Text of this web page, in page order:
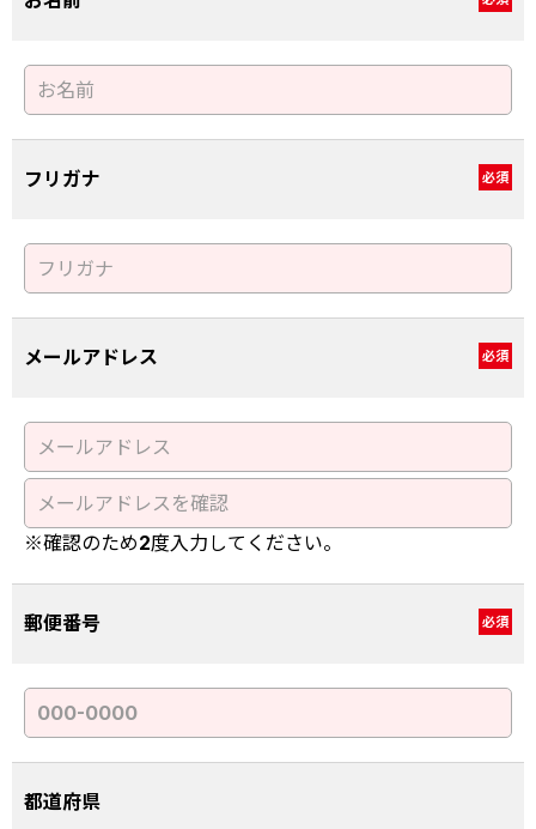
フリガナ 必須
メールアドレス 必須
※確認のため2度入力してください。
郵便番号 必須
都道府県